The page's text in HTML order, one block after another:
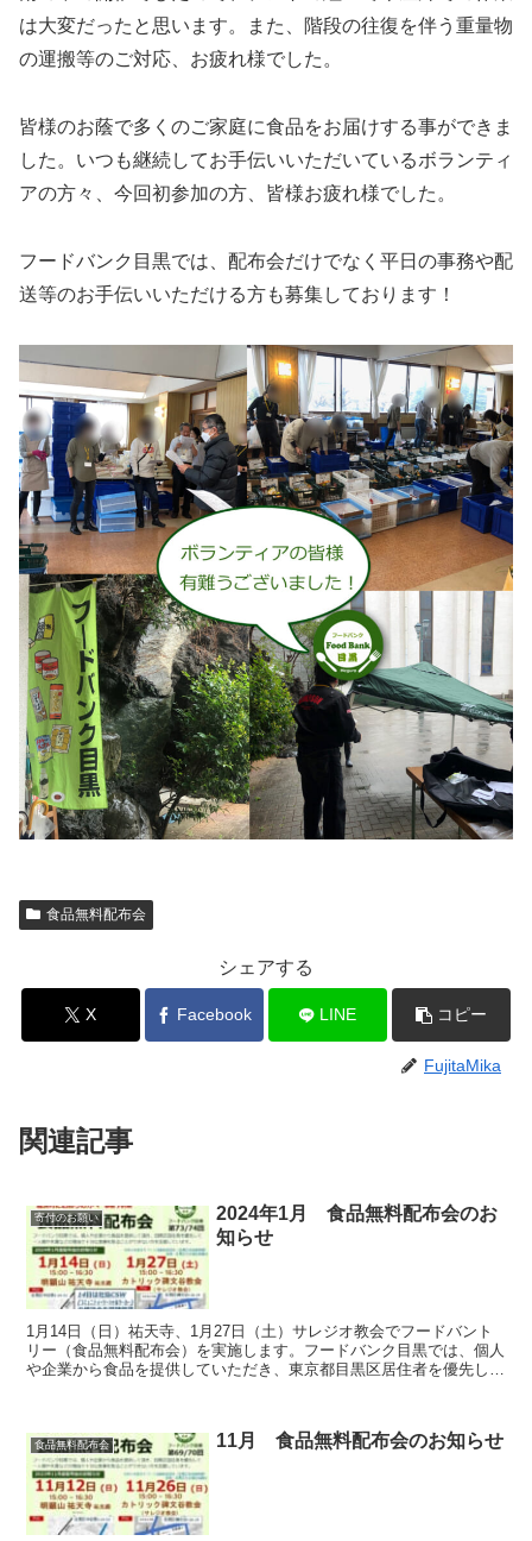
は大変だったと思います。また、階段の往復を伴う重量物
の運搬等のご対応、お疲れ様でした。
皆様のお蔭で多くのご家庭に食品をお届けする事ができま
した。いつも継続してお手伝いいただいているボランティ
アの方々、今回初参加の方、皆様お疲れ様でした。
フードバンク目黒では、配布会だけでなく平日の事務や配
送等のお手伝いいただける方も募集しております！
食品無料配布会
シェアする
X Facebook LINE コピー
FujitaMika
関連記事
寄付のお願い
2024年1月 食品無料配布会のお
知らせ
1月14日（日）祐天寺、1月27日（土）サレジオ教会でフードバント
リー（食品無料配布会）を実施します。フードバンク目黒では、個人
や企業から食品を提供していただき、東京都目黒区居住者を優先し
食品無料配布会 11月 食品無料配布会のお知らせ